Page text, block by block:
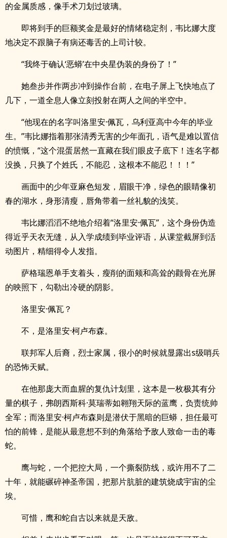
的金属质感，像手术刀划过玻璃。
即将到手的巨额奖金是最好的情绪稳定剂，韦比娜大度
地决定不跟脑子有病还毒舌的上司计较。
“我终于确认‘恶蟒’在中央星伪装的身份了！”
她叁步并作两步冲到操作台前，在电子屏上飞快地点了
几下，一道全息人像立刻投射在两人之间的半空中。
“他现在的名字叫洛里安·佩瓦，乌利亚高中今年的毕业
生。”韦比娜指着那张清秀无害的少年面孔，语气是难以置信
的愤慨，“这个混蛋居然一直藏在我们眼皮子底下！连名字都
没换，只换了个姓氏，不能忍，这根本不能忍！！！”
画面中的少年亚麻色短发，眉眼干净，绿色的眼睛像初
春的湖水，身形清瘦，唇角带着一丝礼貌的浅笑。
韦比娜滔滔不绝地介绍着“洛里安·佩瓦”，这个身份伪造
得近乎天衣无缝，从入学成绩到毕业评语，从课堂截屏到活
动图片，精细得令人发指。
萨格瑞恩单手支着头，瘦削的面颊和高耸的颧骨在光屏
的映照下，勾勒出冷硬的阴影。
洛里安·佩瓦？
不，是洛里安·柯卢布森。
联邦军人后裔，烈士家属，很小的时候就显露出s级哨兵
的恐怖天赋。
在他那庞大而血腥的复仇计划里，这本是一枚极其有分
量的棋子，弗朗西斯科·莫瑞蒂如翱翔天际的蓝鹰，负责统帅
全军；而洛里安·柯卢布森则是潜伏于黑暗的巨蟒，担任最可
怕的前锋，是能从最意想不到的角落给予敌人致命一击的毒
蛇。
鹰与蛇，一个把控大局，一个撕裂防线，或许用不了二
十年，就能碾碎神圣帝国，把那片肮脏的建筑烧成宇宙的尘
埃。
可惜，鹰和蛇自古以来就是天敌。